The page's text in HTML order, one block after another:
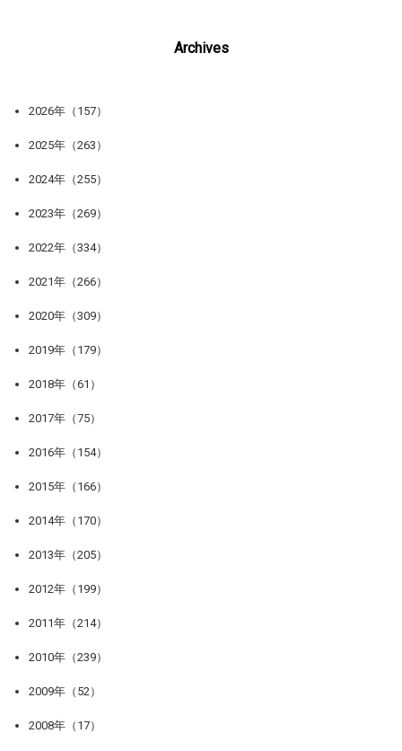
Archives
2026年（157）
2025年（263）
2024年（255）
2023年（269）
2022年（334）
2021年（266）
2020年（309）
2019年（179）
2018年（61）
2017年（75）
2016年（154）
2015年（166）
2014年（170）
2013年（205）
2012年（199）
2011年（214）
2010年（239）
2009年（52）
2008年（17）